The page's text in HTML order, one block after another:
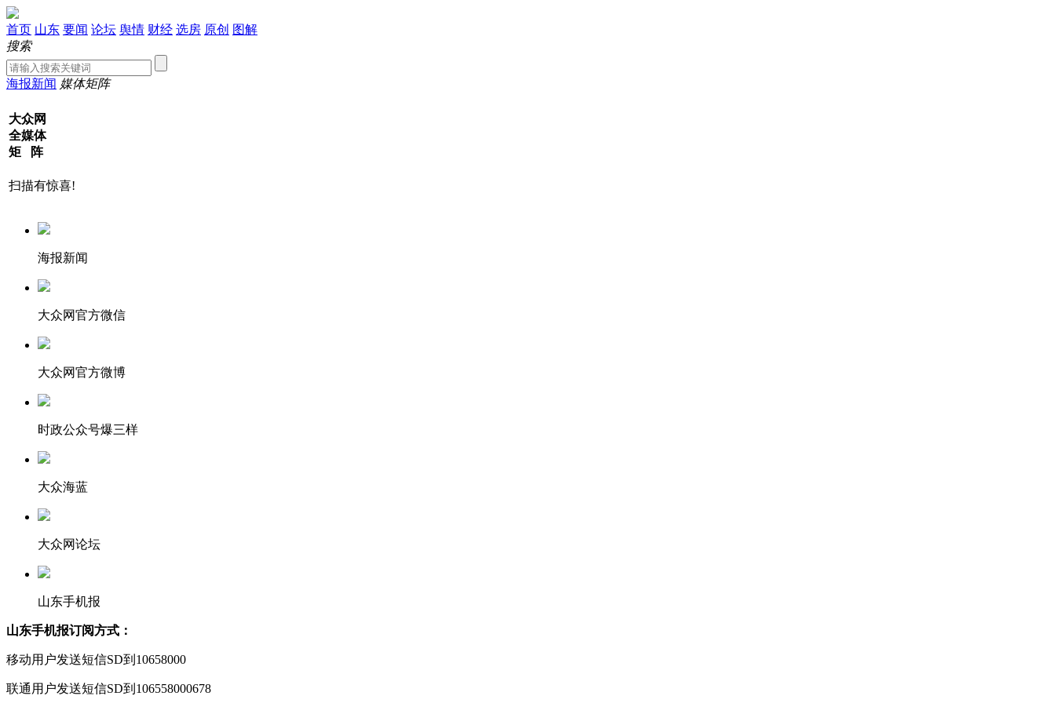
首页 山东 要闻 论坛 舆情 财经 选房 原创 图解
搜索
海报新闻 媒体矩阵
大众网
全媒体
矩 阵
扫描有惊喜!
海报新闻
大众网官方微信
大众网官方微博
时政公众号爆三样
大众海蓝
大众网论坛
山东手机报
山东手机报订阅方式：
移动用户发送短信SD到10658000
联通用户发送短信SD到106558000678